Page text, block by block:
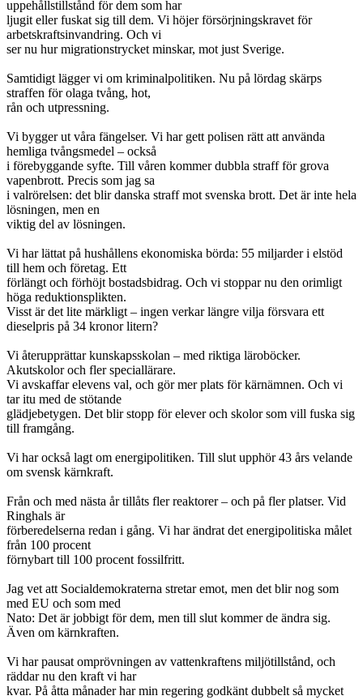
uppehållstillstånd för dem som har
ljugit eller fuskat sig till dem. Vi höjer försörjningskravet för
arbetskraftsinvandring. Och vi
ser nu hur migrationstrycket minskar, mot just Sverige.
Samtidigt lägger vi om kriminalpolitiken. Nu på lördag skärps
straffen för olaga tvång, hot,
rån och utpressning.
Vi bygger ut våra fängelser. Vi har gett polisen rätt att använda
hemliga tvångsmedel – också
i förebyggande syfte. Till våren kommer dubbla straff för grova
vapenbrott. Precis som jag sa
i valrörelsen: det blir danska straff mot svenska brott. Det är inte hela
lösningen, men en
viktig del av lösningen.
Vi har lättat på hushållens ekonomiska börda: 55 miljarder i elstöd
till hem och företag. Ett
förlängt och förhöjt bostadsbidrag. Och vi stoppar nu den orimligt
höga reduktionsplikten.
Visst är det lite märkligt – ingen verkar längre vilja försvara ett
dieselpris på 34 kronor litern?
Vi återupprättar kunskapsskolan – med riktiga läroböcker.
Akutskolor och fler speciallärare.
Vi avskaffar elevens val, och gör mer plats för kärnämnen. Och vi
tar itu med de stötande
glädjebetygen. Det blir stopp för elever och skolor som vill fuska sig
till framgång.
Vi har också lagt om energipolitiken. Till slut upphör 43 års velande
om svensk kärnkraft.
Från och med nästa år tillåts fler reaktorer – och på fler platser. Vid
Ringhals är
förberedelserna redan i gång. Vi har ändrat det energipolitiska målet
från 100 procent
förnybart till 100 procent fossilfritt.
Jag vet att Socialdemokraterna stretar emot, men det blir nog som
med EU och som med
Nato: Det är jobbigt för dem, men till slut kommer de ändra sig.
Även om kärnkraften.
Vi har pausat omprövningen av vattenkraftens miljötillstånd, och
räddar nu den kraft vi har
kvar. På åtta månader har min regering godkänt dubbelt så mycket